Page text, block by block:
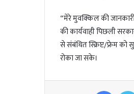
“मेरे मुवक्किल की
की कार्यवाही पिछली
से संबंधित स्क्रिप्ट/फ्रेम को
रोका जा सके।